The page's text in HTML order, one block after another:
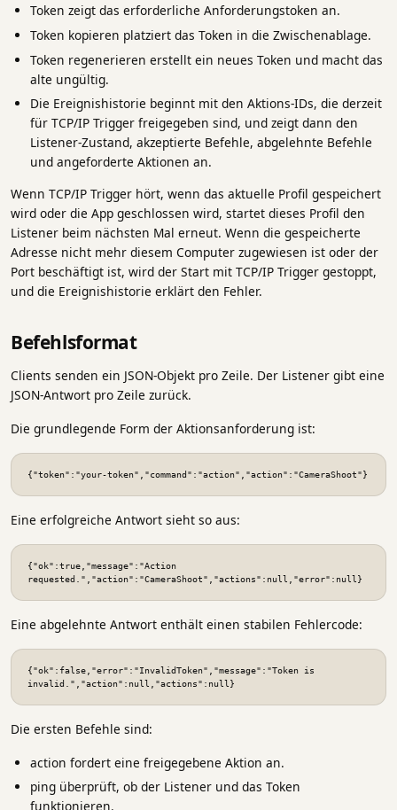
Token zeigt das erforderliche Anforderungstoken an.
Token kopieren platziert das Token in die Zwischenablage.
Token regenerieren erstellt ein neues Token und macht das
alte ungültig.
Die Ereignishistorie beginnt mit den Aktions-IDs, die derzeit
für TCP/IP Trigger freigegeben sind, und zeigt dann den
Listener-Zustand, akzeptierte Befehle, abgelehnte Befehle
und angeforderte Aktionen an.
Wenn TCP/IP Trigger hört, wenn das aktuelle Profil gespeichert
wird oder die App geschlossen wird, startet dieses Profil den
Listener beim nächsten Mal erneut. Wenn die gespeicherte
Adresse nicht mehr diesem Computer zugewiesen ist oder der
Port beschäftigt ist, wird der Start mit TCP/IP Trigger gestoppt,
und die Ereignishistorie erklärt den Fehler.
Befehlsformat
Clients senden ein JSON-Objekt pro Zeile. Der Listener gibt eine
JSON-Antwort pro Zeile zurück.
Die grundlegende Form der Aktionsanforderung ist:
{"token":"your-token","command":"action","action":"CameraShoot"}
Eine erfolgreiche Antwort sieht so aus:
{"ok":true,"message":"Action
requested.","action":"CameraShoot","actions":null,"error":null}
Eine abgelehnte Antwort enthält einen stabilen Fehlercode:
{"ok":false,"error":"InvalidToken","message":"Token is
invalid.","action":null,"actions":null}
Die ersten Befehle sind:
action fordert eine freigegebene Aktion an.
ping überprüft, ob der Listener und das Token
funktionieren.